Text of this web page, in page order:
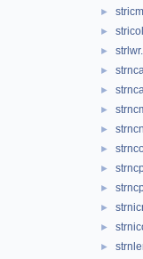
►
►
►
►
►
►
►
►
►
►
►
►
►